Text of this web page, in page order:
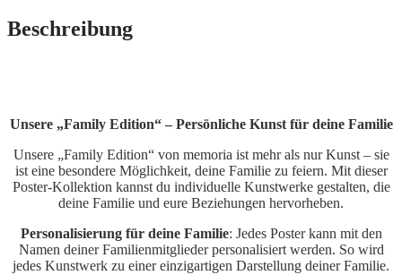
Beschreibung
Unsere „Family Edition“ – Persönliche Kunst für deine Familie
Unsere „Family Edition“ von memoria ist mehr als nur Kunst – sie
ist eine besondere Möglichkeit, deine Familie zu feiern. Mit dieser
Poster-Kollektion kannst du individuelle Kunstwerke gestalten, die
deine Familie und eure Beziehungen hervorheben.
Personalisierung für deine Familie: Jedes Poster kann mit den
Namen deiner Familienmitglieder personalisiert werden. So wird
jedes Kunstwerk zu einer einzigartigen Darstellung deiner Familie.